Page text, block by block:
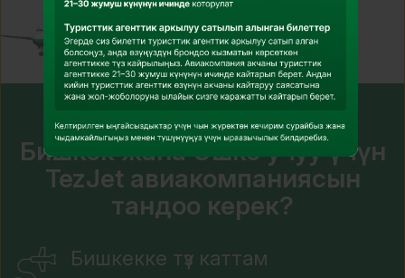
Эмне үчүн Ташкенттен
Бишкек жана Ошко учуу үчүн
TezJet авиакомпаниясын
тандоо керек?
Бишкекке түз каттам